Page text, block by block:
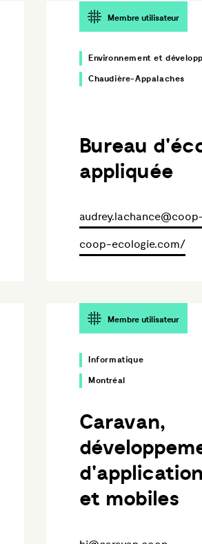
Membre utilisateur
Environnement et
Chaudière-Appalaches
Bureau
appliquée
coop-ecologie.com/
Membre utilisateur
Informatique
Montréal
Caravan,
et mobiles